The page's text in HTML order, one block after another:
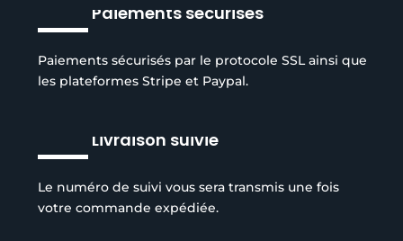
Paiements sécurisés
Paiements sécurisés par le protocole SSL ainsi que
les plateformes Stripe et Paypal.
Livraison suivie
Le numéro de suivi vous sera transmis une fois
votre commande expédiée.